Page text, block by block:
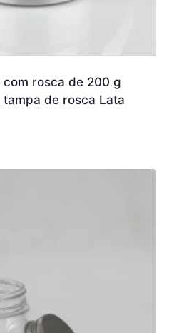
com rosca de 200 g
de rosca Lata